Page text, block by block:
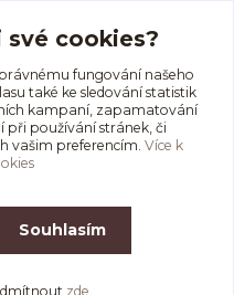
své cookies?
fungování našeho
také ke sledování statistik
kampaní, zapamatování
při používání stránek, či
vašim preferencím. Více k
Souhlasím
zde